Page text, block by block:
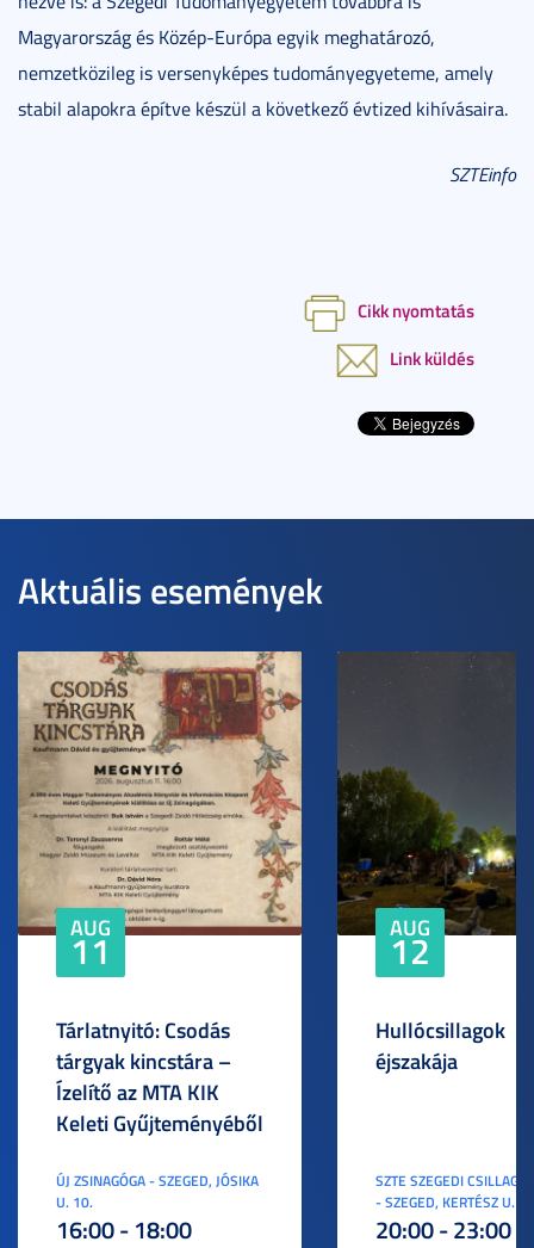
Magyarország és Közép-Európa egyik meghatározó,
nemzetközileg is versenyképes tudományegyeteme, amely
stabil alapokra építve készül a következő évtized kihívásaira.
SZTEinfo
Cikk nyomtatás
Link küldés
Aktuális események
AUG
11
Tárlatnyitó: Csodás
tárgyak kincstára –
Ízelítő az MTA KIK
Keleti Gyűjteményéből
ÚJ ZSINAGÓGA - SZEGED, JÓSIKA
U. 10.
16:00 - 18:00
AUG
12
Hullócsillagok
éjszakája
SZTE SZEGEDI
- SZEGED, KERTÉSZ U. 3.
20:00 - 23:00